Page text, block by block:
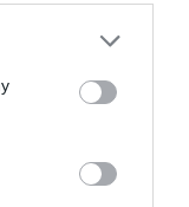
or more Google
You may click to
party tags to
in below Google
erősségű
Itt
minden csúszás
megfelelő